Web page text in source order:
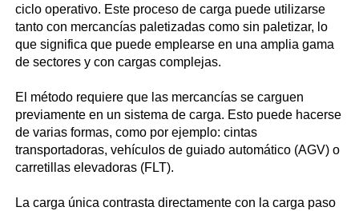
ciclo operativo. Este proceso de carga puede utilizarse
tanto con mercancías paletizadas como sin paletizar, lo
que significa que puede emplearse en una amplia gama
de sectores y con cargas complejas.
El método requiere que las mercancías se carguen
previamente en un sistema de carga. Esto puede hacerse
de varias formas, como por ejemplo: cintas
transportadoras, vehículos de guiado automático (AGV) o
carretillas elevadoras (FLT).
La carga única contrasta directamente con la carga paso